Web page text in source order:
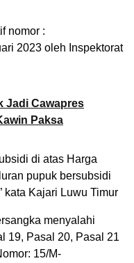
nomor :
2023 oleh Inspektorat
Jadi Cawapres
Paksa
di atas Harga
pupuk bersubsidi
kata Kajari Luwu Timur
menyalahi
19, Pasal 20, Pasal 21
15/M-